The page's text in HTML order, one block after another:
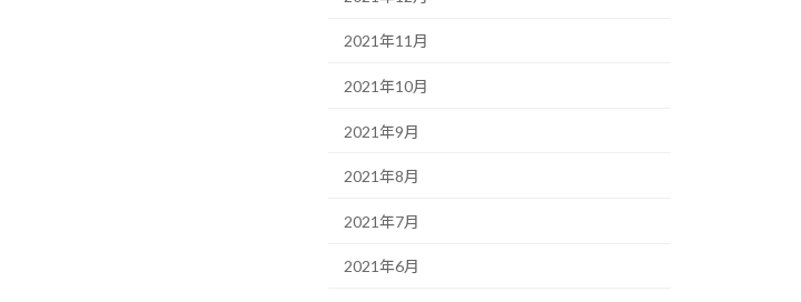
2021年11月
2021年10月
2021年9月
2021年8月
2021年7月
2021年6月